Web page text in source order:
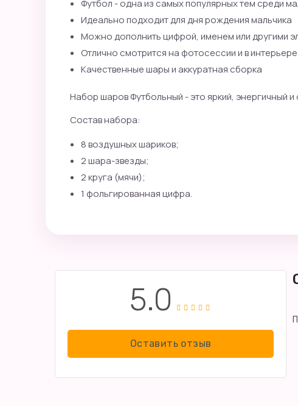
Футбол - одна из самых популярных тем среди
Идеально подходит для дня рождения мальчика
Можно дополнить цифрой, именем или другими
Отлично смотрится на фотосессии и в интерьере
Качественные шары и аккуратная сборка
Набор шаров Футбольный - это яркий, энергичный
Состав набора:
8 воздушных шариков;
2 шара-звезды;
2 круга (мячи);
1 фольгированная цифра.
5.0
Оставить отзыв